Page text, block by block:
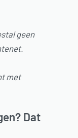
geen
met
Dat